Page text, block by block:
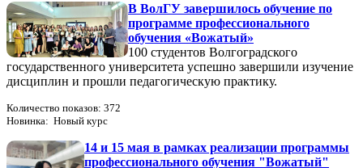
В ВолГУ завершилось обучение по
программе профессионального
обучения «Вожатый»
100 студентов Волгоградского
государственного университета успешно завершили изучение
дисциплин и прошли педагогическую практику.
Количество показов: 372
Новинка: Новый курс
14 и 15 мая в рамках реализации программы
профессионального обучения "Вожатый"